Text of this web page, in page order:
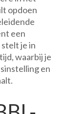
opdoen
een
je in
waarbij je
en